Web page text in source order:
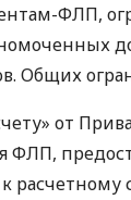
ФЛП,
Общих
от
ФЛП,
расчетному